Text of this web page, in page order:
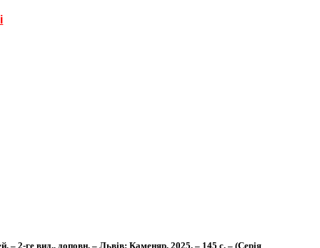
– 2-ге вид., доповн. – Львів: Каменяр, 2025. – 145 с. – (Серія